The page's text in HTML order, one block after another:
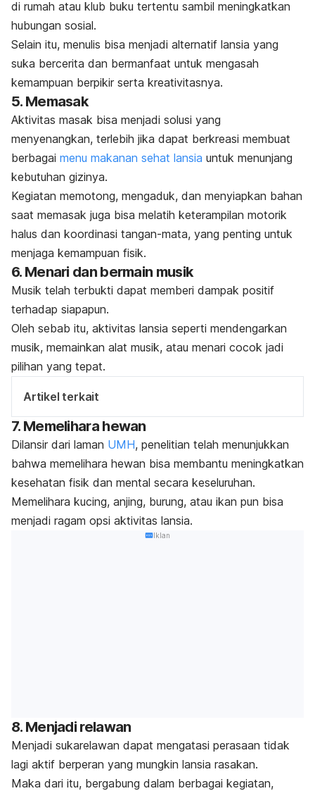
di rumah atau klub buku tertentu sambil meningkatkan
hubungan sosial.
Selain itu, menulis bisa menjadi alternatif lansia yang
suka bercerita dan bermanfaat untuk mengasah
kemampuan berpikir serta kreativitasnya.
5. Memasak
Aktivitas masak bisa menjadi solusi yang
menyenangkan, terlebih jika dapat berkreasi membuat
berbagai menu makanan sehat lansia untuk menunjang
kebutuhan gizinya.
Kegiatan memotong, mengaduk, dan menyiapkan bahan
saat memasak juga bisa melatih keterampilan motorik
halus dan koordinasi tangan-mata, yang penting untuk
menjaga kemampuan fisik.
6. Menari dan bermain musik
Musik telah terbukti dapat memberi dampak positif
terhadap siapapun.
Oleh sebab itu, aktivitas lansia seperti mendengarkan
musik, memainkan alat musik, atau menari cocok jadi
pilihan yang tepat.
Artikel terkait
7. Memelihara hewan
Dilansir dari laman UMH, penelitian telah menunjukkan
bahwa memelihara hewan bisa membantu meningkatkan
kesehatan fisik dan mental secara keseluruhan.
Memelihara kucing, anjing, burung, atau ikan pun bisa
menjadi ragam opsi aktivitas lansia.
Iklan
8. Menjadi relawan
Menjadi sukarelawan dapat mengatasi perasaan tidak
lagi aktif berperan yang mungkin lansia rasakan.
Maka dari itu, bergabung dalam berbagai kegiatan,